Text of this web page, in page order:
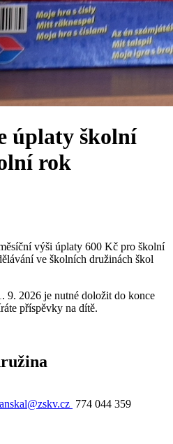
úplaty školní
rok
výši úplaty 600 Kč pro školní
ve školních družinách škol
9. 2026 je nutné doložit do konce
příspěvky na dítě.
774 044 359